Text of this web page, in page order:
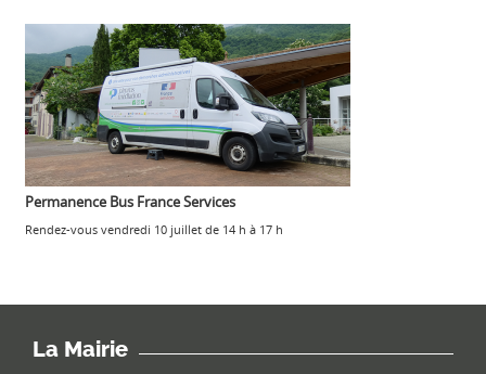
Permanence Bus France Services
Rendez-vous vendredi 10 juillet de 14 h à 17 h
La Mairie